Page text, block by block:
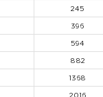
245
396
594
882
1368
2016